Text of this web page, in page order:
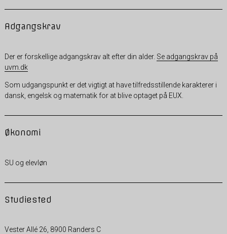
Adgangskrav
Der er forskellige adgangskrav alt efter din alder. Se adgangskrav på
uvm.dk
Som udgangspunkt er det vigtigt at have tilfredsstillende karakterer i
dansk, engelsk og matematik for at blive optaget på EUX.
Økonomi
SU og elevløn
Studiested
Vester Allé 26, 8900 Randers C